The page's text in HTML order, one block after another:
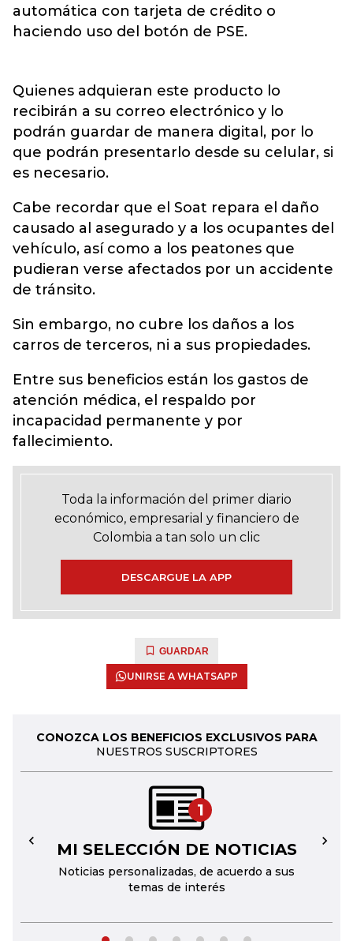
automática con tarjeta de crédito o
haciendo uso del botón de PSE.
Quienes adquieran este producto lo
recibirán a su correo electrónico y lo
podrán guardar de manera digital, por lo
que podrán presentarlo desde su celular, si
es necesario.
Cabe recordar que el Soat repara el daño
causado al asegurado y a los ocupantes del
vehículo, así como a los peatones que
pudieran verse afectados por un accidente
de tránsito.
Sin embargo, no cubre los daños a los
carros de terceros, ni a sus propiedades.
Entre sus beneficios están los gastos de
atención médica, el respaldo por
incapacidad permanente y por
fallecimiento.
Toda la información del primer diario
económico, empresarial y financiero de
Colombia a tan solo un clic
DESCARGUE LA APP
GUARDAR
UNIRSE A WHATSAPP
CONOZCA LOS BENEFICIOS EXCLUSIVOS PARA
NUESTROS SUSCRIPTORES
1
MI SELECCIÓN DE NOTICIAS
Noticias personalizadas, de acuerdo a sus
temas de interés
← →